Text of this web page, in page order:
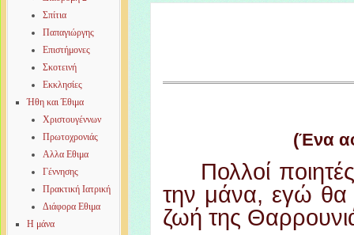
Σπίτια
Παπαγιώργης
Επιστήμονες
Σκοτεινή
Εκκλησίες
Ήθη και Έθιμα
Χριστουγέννων
Πρωτοχρονιάς
Αλλα Εθιμα
Γέννησης
Πρακτική Ιατρική
Διάφορα Εθιμα
Η μάνα
(Ένα
Πολλοί
την μάνα, εγώ
ζωή της